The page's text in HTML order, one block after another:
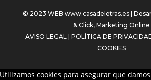
© 2023 WEBwww.casadeletras.es |
& Click, Marketing Online
AVISO LEGAL| POLÍTICA DE
COOKIES
Utilizamos cookies para asegurar que